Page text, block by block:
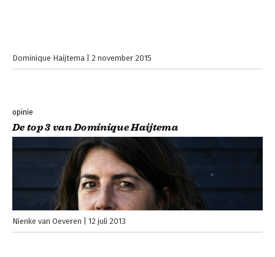
Dominique Haijtema 2 november 2015
opinie
De top 3 van Dominique Haijtema
Nienke van Oeveren 12 juli 2013